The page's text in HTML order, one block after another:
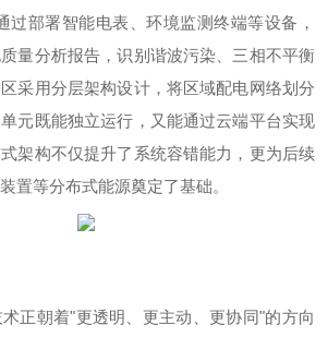
过部署智能电表、环境监测终端等设备，
量分析报告，识别谐波污染、三相不平衡
采用分层架构设计，将区域配电网络划分
元既能独立运行，又能通过云端平台实现
架构不仅提升了系统容错能力，更为后续
置等分布式能源奠定了基础。
正朝着"更透明、更主动、更协同"的方向